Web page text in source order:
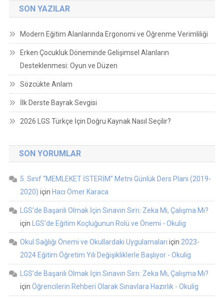
SON YAZILAR
Modern Eğitim Alanlarında Ergonomi ve Öğrenme Verimliliği
Erken Çocukluk Döneminde Gelişimsel Alanların
Desteklenmesi: Oyun ve Düzen
Sözcükte Anlam
İlk Derste Bayrak Sevgisi
2026 LGS Türkçe İçin Doğru Kaynak Nasıl Seçilir?
SON YORUMLAR
5. Sınıf “MEMLEKET İSTERİM” Metni Günlük Ders Planı (2019-
2020) için Hacı Ömer Karaca
LGS’de Başarılı Olmak İçin Sınavın Sırrı: Zeka Mı, Çalışma Mı?
için
LGS'de Eğitim Koçluğunun Rolü ve Önemi - Okulig
Okul Sağlığı Önemi ve Okullardaki Uygulamaları için 2023-
2024 Eğitim Öğretim Yılı Değişikliklerle Başlıyor - Okulig
LGS’de Başarılı Olmak İçin Sınavın Sırrı: Zeka Mı, Çalışma Mı?
için Öğrencilerin Rehberi Olarak Sınavlara Hazırlık - Okulig